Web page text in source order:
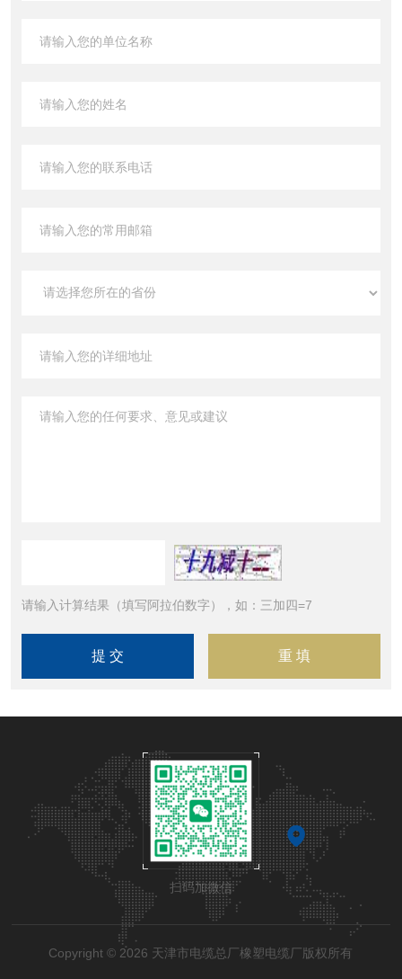
请输入计算结果（填写阿拉伯数字），如：三加四=7
扫码加微信
Copyright © 2026 天津市电缆总厂橡塑电缆厂版权所有